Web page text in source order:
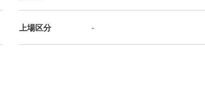
上場区分 -